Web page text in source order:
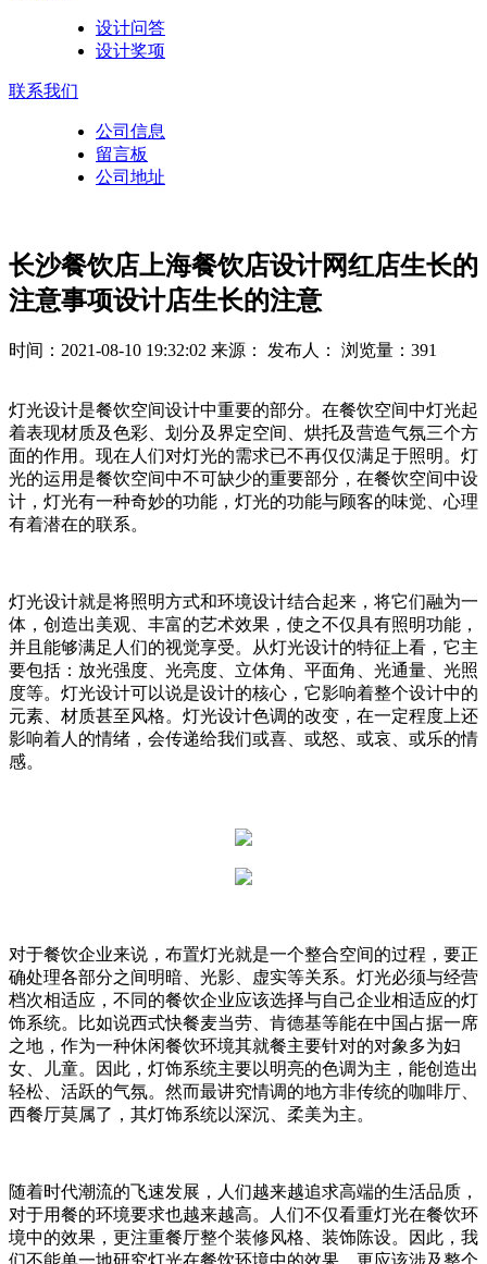
设计问答
设计奖项
联系我们
公司信息
留言板
公司地址
长沙餐饮店上海餐饮店设计网红店生长的
注意事项设计店生长的注意
时间：2021-08-10 19:32:02 来源： 发布人： 浏览量：391
灯光设计是餐饮空间设计中重要的部分。在餐饮空间中灯光起
着表现材质及色彩、划分及界定空间、烘托及营造气氛三个方
面的作用。现在人们对灯光的需求已不再仅仅满足于照明。灯
光的运用是餐饮空间中不可缺少的重要部分，在餐饮空间中设
计，灯光有一种奇妙的功能，灯光的功能与顾客的味觉、心理
有着潜在的联系。
灯光设计就是将照明方式和环境设计结合起来，将它们融为一
体，创造出美观、丰富的艺术效果，使之不仅具有照明功能，
并且能够满足人们的视觉享受。从灯光设计的特征上看，它主
要包括：放光强度、光亮度、立体角、平面角、光通量、光照
度等。灯光设计可以说是设计的核心，它影响着整个设计中的
元素、材质甚至风格。灯光设计色调的改变，在一定程度上还
影响着人的情绪，会传递给我们或喜、或怒、或哀、或乐的情
感。
对于餐饮企业来说，布置灯光就是一个整合空间的过程，要正
确处理各部分之间明暗、光影、虚实等关系。灯光必须与经营
档次相适应，不同的餐饮企业应该选择与自己企业相适应的灯
饰系统。比如说西式快餐麦当劳、肯德基等能在中国占据一席
之地，作为一种休闲餐饮环境其就餐主要针对的对象多为妇
女、儿童。因此，灯饰系统主要以明亮的色调为主，能创造出
轻松、活跃的气氛。然而最讲究情调的地方非传统的咖啡厅、
西餐厅莫属了，其灯饰系统以深沉、柔美为主。
随着时代潮流的飞速发展，人们越来越追求高端的生活品质，
对于用餐的环境要求也越来越高。人们不仅看重灯光在餐饮环
境中的效果，更注重餐厅整个装修风格、装饰陈设。因此，我
们不能单一地研究灯光在餐饮环境中的效果，更应该涉及整个